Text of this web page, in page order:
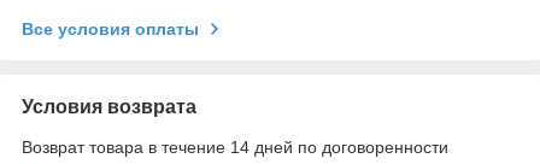
Все условия оплаты
Условия возврата
Возврат товара в течение 14 дней по договоренности